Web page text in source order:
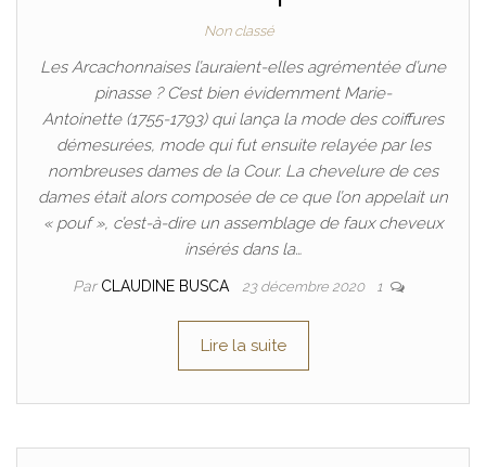
Non classé
Les Arcachonnaises l’auraient-elles agrémentée d’une
pinasse ? C’est bien évidemment Marie-
Antoinette (1755-1793) qui lança la mode des coiffures
démesurées, mode qui fut ensuite relayée par les
nombreuses dames de la Cour. La chevelure de ces
dames était alors composée de ce que l’on appelait un
« pouf », c’est-à-dire un assemblage de faux cheveux
insérés dans la…
Par CLAUDINE BUSCA 23 décembre 2020 1
Lire la suite